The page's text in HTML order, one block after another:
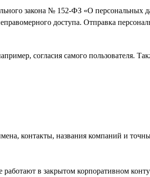
закона № 152-ФЗ «О персональных
доступа. Отправка
согласия самого пользователя.
контакты, названия компаний и
в закрытом корпоративном